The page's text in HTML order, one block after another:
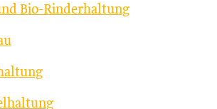
Bio-Rinderhaltung